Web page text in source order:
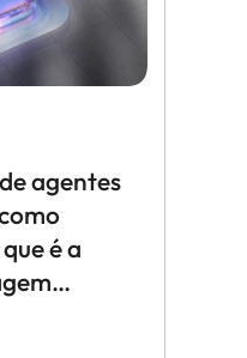
agentes
é a
tecnologia